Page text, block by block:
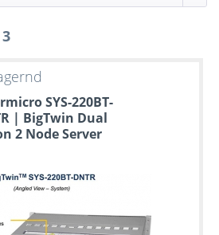
3
SYS-220BT-
| BigTwin Dual
2 Node Server